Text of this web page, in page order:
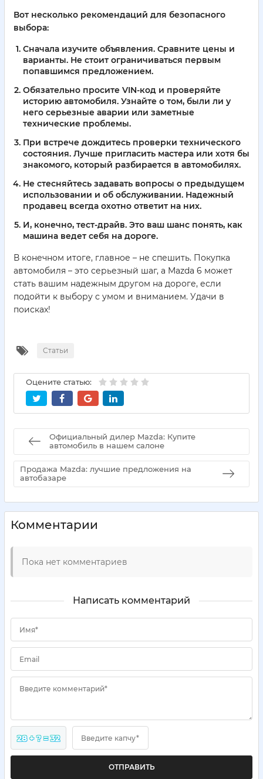
Вот несколько рекомендаций для безопасного
выбора:
Сначала изучите объявления. Сравните цены и
варианты. Не стоит ограничиваться первым
попавшимся предложением.
Обязательно просите VIN-код и проверяйте
историю автомобиля. Узнайте о том, были ли у
него серьезные аварии или заметные
технические проблемы.
При встрече дождитесь проверки технического
состояния. Лучше пригласить мастера или хотя бы
знакомого, который разбирается в автомобилях.
Не стесняйтесь задавать вопросы о предыдущем
использовании и об обслуживании. Надежный
продавец всегда охотно ответит на них.
И, конечно, тест-драйв. Это ваш шанс понять, как
машина ведет себя на дороге.
В конечном итоге, главное – не спешить. Покупка
автомобиля – это серьезный шаг, а Mazda 6 может
стать вашим надежным другом на дороге, если
подойти к выбору с умом и вниманием. Удачи в
поисках!
Статьи
Оцените статью:
Официальный дилер Mazda: Купите
автомобиль в нашем салоне
Продажа Mazda: лучшие предложения на
автобазаре
Комментарии
Пока нет комментариев
Написать комментарий
Имя*
Email
Введите комментарий*
28 + ? = 32 Введите капчу*
ОТПРАВИТЬ